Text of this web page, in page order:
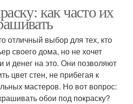
как часто их
отличный выбор для тех, кто
своего дома, но не хочет
и денег на это. Они позволяют
цвет стен, не прибегая к
мастеров. Но вот вопрос:
обои под покраску?